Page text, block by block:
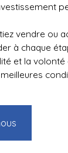
vendre ou
à chaque
et la